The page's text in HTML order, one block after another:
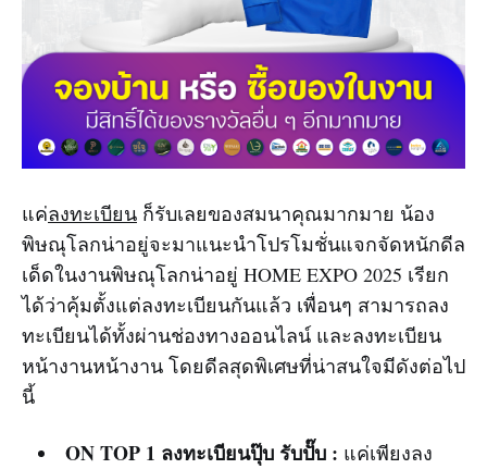
แค่ลงทะเบียน ก็รับเลยของสมนาคุณมากมาย น้อง
พิษณุโลกน่าอยู่จะมาแนะนำโปรโมชั่นแจกจัดหนักดีล
เด็ดในงานพิษณุโลกน่าอยู่ HOME EXPO 2025 เรียก
ได้ว่าคุ้มตั้งแต่ลงทะเบียนกันแล้ว เพื่อนๆ สามารถลง
ทะเบียนได้ทั้งผ่านช่องทางออนไลน์ และลงทะเบียน
หน้างานหน้างาน โดยดีลสุดพิเศษที่น่าสนใจมีดังต่อไป
นี้
ON TOP 1 ลงทะเบียนปุ๊บ รับปั๊บ : แค่เพียงลง